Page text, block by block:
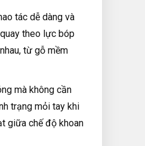
tác dễ dàng và
theo lực bóp
từ gỗ mềm
mà không cần
trạng mỏi tay khi
giữa chế độ khoan